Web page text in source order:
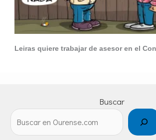
Leiras quiere trabajar de asesor en el
Buscar